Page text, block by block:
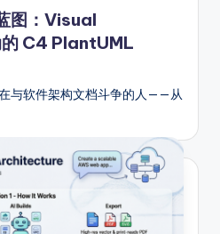
图：Visual
C4 PlantUML
与软件架构文档斗争的人——从